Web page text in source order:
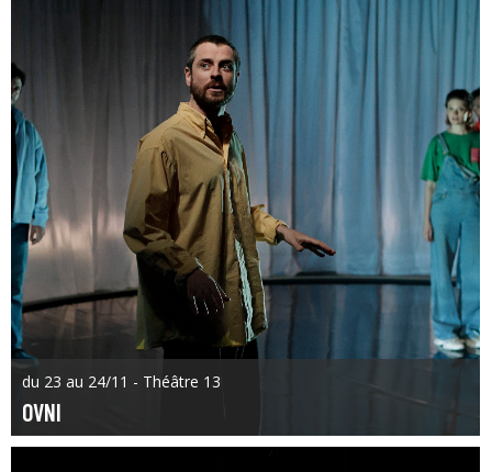
du 23 au 24/11 - Théâtre 13
OVNI